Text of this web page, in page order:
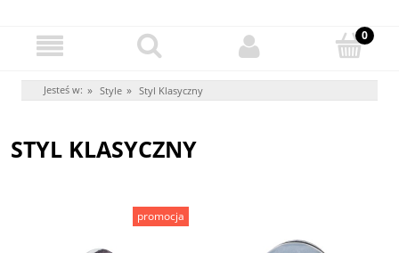
Jesteś w: » Style » Styl Klasyczny
STYL KLASYCZNY
promocja